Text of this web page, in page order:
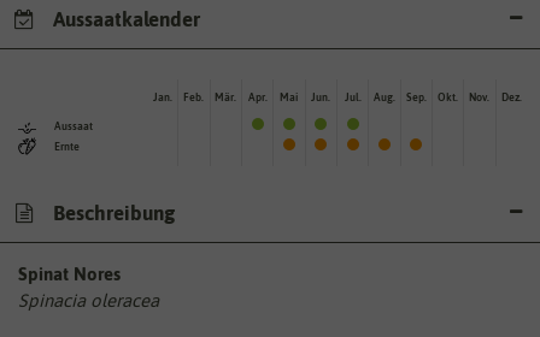
Aussaatkalender
Aussaat
Ernte
Jan. Feb. Mär. Apr. Mai Jun. Jul. Aug. Sep. Okt. Nov. Dez.
Beschreibung
Spinat Nores
Spinacia oleracea